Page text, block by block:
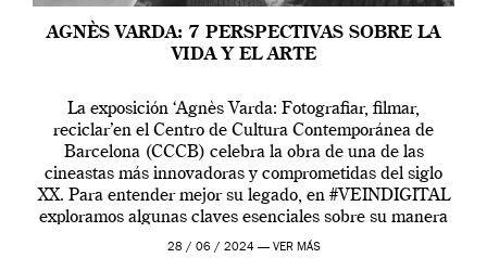
AGNÈS VARDA: 7 PERSPECTIVAS SOBRE LA
VIDA Y EL ARTE
La exposición ‘Agnès Varda: Fotografiar, filmar,
reciclar’en el Centro de Cultura Contemporánea de
Barcelona (CCCB) celebra la obra de una de las
cineastas más innovadoras y comprometidas del siglo
XX. Para entender mejor su legado, en #VEINDIGITAL
exploramos algunas claves esenciales sobre su manera
de entender la vida, el cine y el arte contemporáneo.
28 / 06 / 2024 — VER MÁS